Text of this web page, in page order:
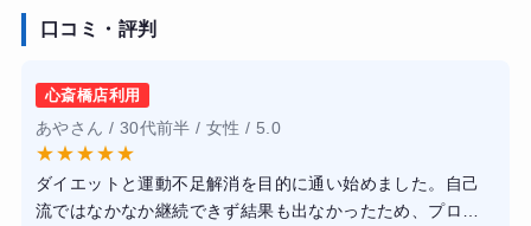
口コミ・評判
心斎橋店利用
あやさん / 30代前半 / 女性 / 5.0
★★★★★
ダイエットと運動不足解消を目的に通い始めました。自己
流ではなかなか継続できず結果も出なかったため、プロの